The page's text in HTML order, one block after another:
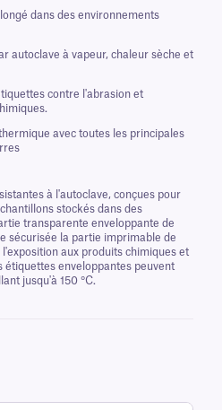
dans des environnements
autoclave à vapeur, chaleur sèche et
contre l'abrasion et
avec toutes les principales
à l'autoclave, conçues pour
stockés dans des
transparente enveloppante de
sécurisée la partie imprimable de
aux produits chimiques et
étiquettes enveloppantes peuvent
jusqu'à 150 °C.